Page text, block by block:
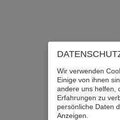
Wir verwenden
Einige von ihnen
andere uns helfen,
Erfahrungen zu
persönliche Daten
Anzeigen.